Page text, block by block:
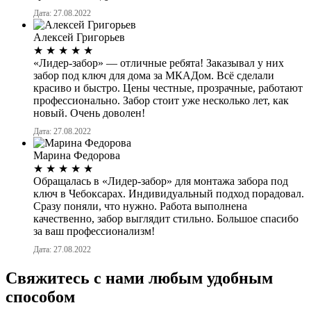
Дата: 27.08.2022
Алексей Григорьев
★ ★ ★ ★ ★
«Лидер-забор» — отличные ребята! Заказывал у них
забор под ключ для дома за МКАДом. Всё сделали
красиво и быстро. Цены честные, прозрачные, работают
профессионально. Забор стоит уже несколько лет, как
новый. Очень доволен!
Дата: 27.08.2022
Марина Федорова
★ ★ ★ ★ ★
Обращалась в «Лидер-забор» для монтажа забора под
ключ в Чебоксарах. Индивидуальный подход порадовал.
Сразу поняли, что нужно. Работа выполнена
качественно, забор выглядит стильно. Большое спасибо
за ваш профессионализм!
Дата: 27.08.2022
Свяжитесь с нами любым удобным
способом